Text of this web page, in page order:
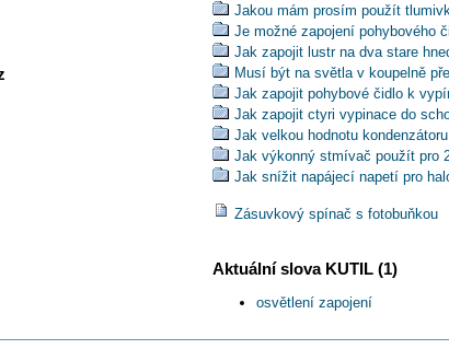
Jakou mám prosím použít
Je možné zapojení pohybového
Jak zapojit lustr na dva stare
Musí být na světla v koupelně
Jak zapojit pohybové čidlo k
Jak zapojit ctyri vypinace do
Jak velkou hodnotu
Jak výkonný stmívač použít pro
Jak snížit napájecí napetí pro
Kdo poradí jak zaměnit 2
Jak připojím světlo s třemi dráty,
Jak zapojit pohybové čidlo s
Jak správně zapojit světlo v síti
Zásuvkový spínač s fotobuňkou
Aktuální slova KUTIL (1)
osvětlení zapojení